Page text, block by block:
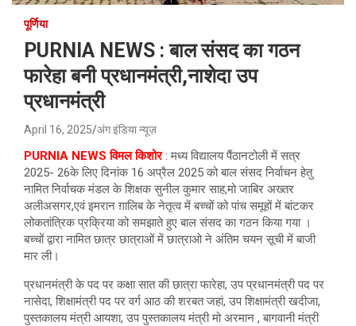
पूर्णिया
PURNIA NEWS : बाल संसद का गठन
फारेहा बनी प्रधानमंत्री,नाशेदा उप
प्रधानमंत्री
April 16, 2025 अंग इंडिया न्यूज़
PURNIA NEWS विमल किशोर: मध्य विद्यालय पैंठानटोली में सत्र
2025- 26के लिए दिनांक 16 अप्रैल 2025 को बाल संसद निर्वाचन हेतु
नामित निर्वाचक मंडल के शिक्षक सुनील कुमार साह,मो जाबिर अख्तर
अलीअसगर,एवं इमरान ग़ालिब के नेतृत्व में बच्चों को पांच समूहों में बांटकर
लोकतांत्रिक प्रक्रिया को समझाते हुए बाल संसद का गठन किया गया ।
बच्चों द्वारा नामित छात्र छात्राओं में छात्राओ ने अंतिम चयन सूची में बाजी
मार ली।
प्रधानमंत्री के पद पर कक्षा सात की छात्रा फारेहा, उप प्रधानमंत्री पद पर
नासेदा, शिक्षामंत्री पद पर वर्ग आठ की शरबत जहां, उप शिक्षामंत्री खदीजा,
पुस्तकालय मंत्री आयशा, उप पुस्तकालय मंत्री मो अरमान , बागवानी मंत्री